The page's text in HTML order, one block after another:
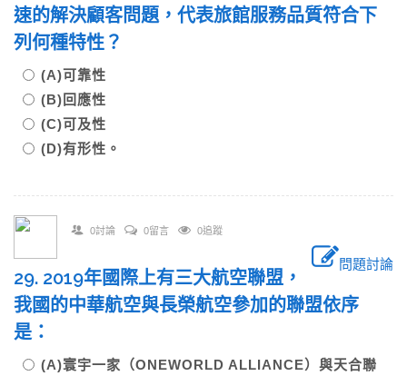
速的解決顧客問題，代表旅館服務品質符合下
列何種特性？
(A)可靠性
(B)回應性
(C)可及性
(D)有形性。
0討論 0留言 0追蹤
問題討論
29. 2019年國際上有三大航空聯盟，
我國的中華航空與長榮航空參加的聯盟依序
是：
(A)寰宇一家（ONEWORLD ALLIANCE）與天合聯